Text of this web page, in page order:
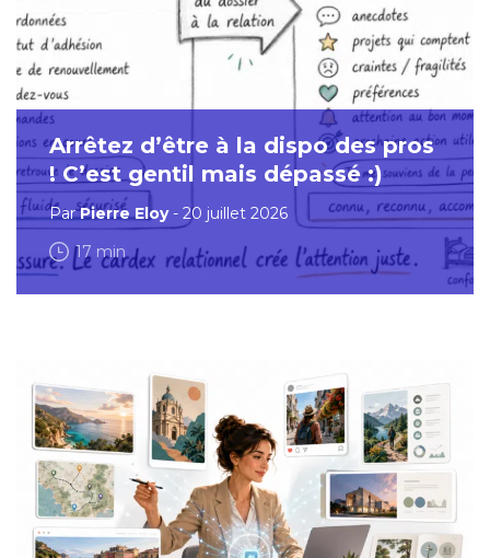
Arrêtez d’être à la dispo des pros
! C’est gentil mais dépassé :)
ParPierre Eloy- 20 juillet 2026
17 min